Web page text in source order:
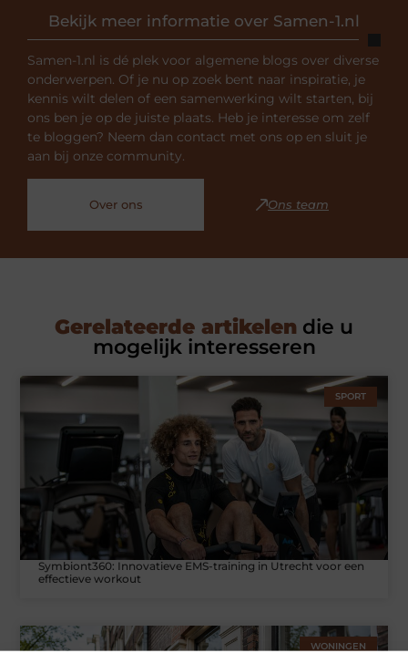
Bekijk meer informatie over Samen-1.nl
Samen-1.nl is dé plek voor algemene blogs over diverse
onderwerpen. Of je nu op zoek bent naar inspiratie, je
kennis wilt delen of een samenwerking wilt starten, bij
ons ben je op de juiste plaats. Heb je interesse om zelf
te bloggen? Neem dan contact met ons op en sluit je
aan bij onze community.
Over ons Ons team
Gerelateerde artikelen die u
mogelijk interesseren
SPORT
Symbiont360: Innovatieve EMS-training in Utrecht voor een
effectieve workout
WONINGEN